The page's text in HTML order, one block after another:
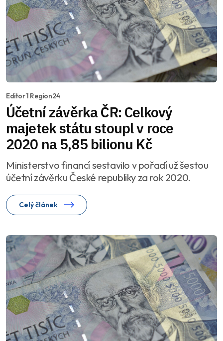
Editor 1 Region24
Účetní závěrka ČR: Celkový
majetek státu stoupl v roce
2020 na 5,85 bilionu Kč
Ministerstvo financí sestavilo v pořadí už šestou
účetní závěrku České republiky za rok 2020.
Celý článek